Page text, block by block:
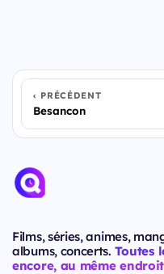
PRÉCÉDENT
Besancon
Films, séries, animes,
albums, concerts. Toutes
encore, au même